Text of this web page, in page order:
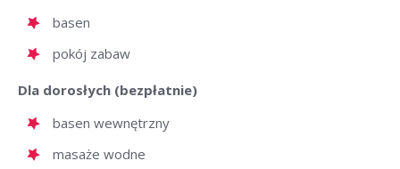
basen
pokój zabaw
Dla dorosłych (bezpłatnie)
basen wewnętrzny
masaże wodne